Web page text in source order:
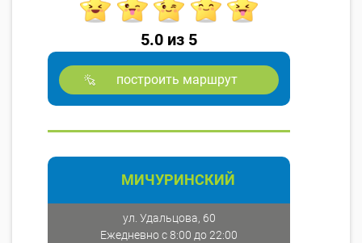
5.0 из 5
построить маршрут
МИЧУРИНСКИЙ
ул. Удальцова, 60
Ежедневно с 8:00 до 22:00